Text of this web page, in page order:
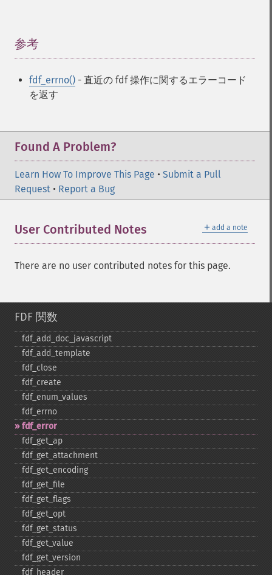
参考
fdf_errno() - 直近の fdf 操作に関するエラーコード
を返す
Found A Problem?
Learn How To Improve This Page • Submit a Pull
Request • Report a Bug
＋ add a note
User Contributed Notes
There are no user contributed notes for this page.
FDF 関数
fdf_​add_​doc_​javascript
fdf_​add_​template
fdf_​close
fdf_​create
fdf_​enum_​values
fdf_​errno
fdf_​error
fdf_​get_​ap
fdf_​get_​attachment
fdf_​get_​encoding
fdf_​get_​file
fdf_​get_​flags
fdf_​get_​opt
fdf_​get_​status
fdf_​get_​value
fdf_​get_​version
fdf_​header